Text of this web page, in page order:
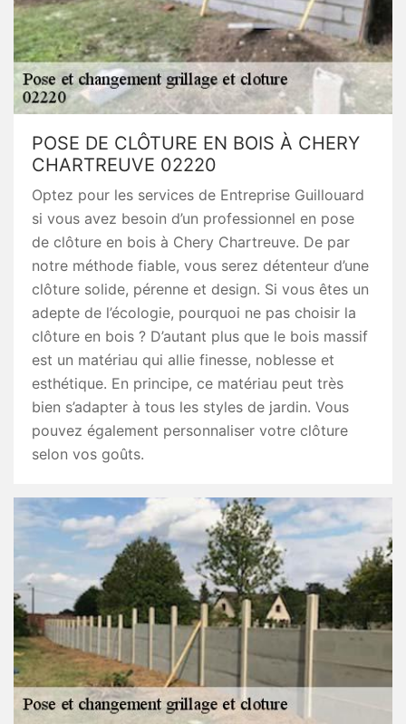
POSE DE CLÔTURE EN BOIS À CHERY
CHARTREUVE 02220
Optez pour les services de Entreprise Guillouard
si vous avez besoin d’un professionnel en pose
de clôture en bois à Chery Chartreuve. De par
notre méthode fiable, vous serez détenteur d’une
clôture solide, pérenne et design. Si vous êtes un
adepte de l’écologie, pourquoi ne pas choisir la
clôture en bois ? D’autant plus que le bois massif
est un matériau qui allie finesse, noblesse et
esthétique. En principe, ce matériau peut très
bien s’adapter à tous les styles de jardin. Vous
pouvez également personnaliser votre clôture
selon vos goûts.